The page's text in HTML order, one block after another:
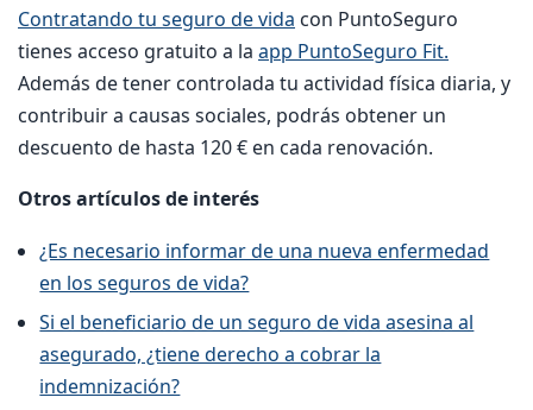
Contratando tu seguro de vida con PuntoSeguro
tienes acceso gratuito a la app PuntoSeguro Fit.
Además de tener controlada tu actividad física diaria, y
contribuir a causas sociales, podrás obtener un
descuento de hasta 120 € en cada renovación.
Otros artículos de interés
¿Es necesario informar de una nueva enfermedad
en los seguros de vida?
Si el beneficiario de un seguro de vida asesina al
asegurado, ¿tiene derecho a cobrar la
indemnización?